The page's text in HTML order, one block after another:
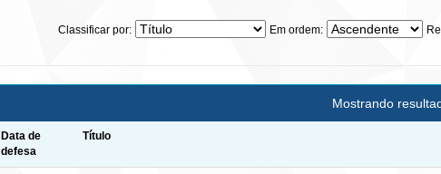
Classificar por: Em ordem:
Mostrando
Data de
defesa
Título